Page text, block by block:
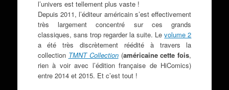
l’univers est tellement plus vaste !
Depuis 2011, l’éditeur américain s’est effectivement
très largement concentré sur ces grands
classiques, sans trop regarder la suite. Levolume 2
a été très discrètement réédité à travers la
collection TMNT Collection (américaine cette fois,
rien à voir avec l’édition française de HiComics)
entre 2014 et 2015. Et c’est tout !